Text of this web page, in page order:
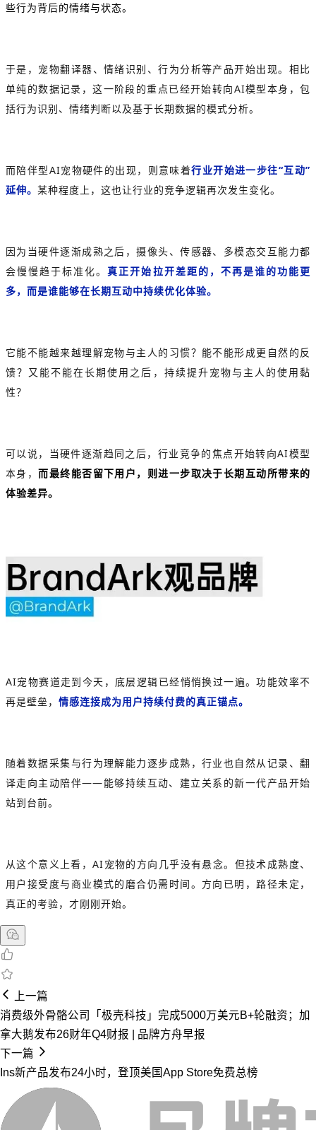
些行为背后的情绪与状态。
于是，宠物翻译器、情绪识别、行为分析等产品开始出现。相比
单纯的数据记录，这一阶段的重点已经开始转向AI模型本身，包
括行为识别、情绪判断以及基于长期数据的模式分析。
而陪伴型AI宠物硬件的出现，则意味着行业开始进一步往“互动”
延伸。 某种程度上，这也让行业的竞争逻辑再次发生变化。
因为当硬件逐渐成熟之后，摄像头、传感器、多模态交互能力都
会慢慢趋于标准化。真正开始拉开差距的，不再是谁的功能更
多，而是谁能够在长期互动中持续优化体验。
它能不能越来越理解宠物与主人的习惯？能不能形成更自然的反
馈？又能不能在长期使用之后，持续提升宠物与主人的使用黏
性？
可以说，当硬件逐渐趋同之后，行业竞争的焦点开始转向AI模型
本身，而最终能否留下用户，则进一步取决于长期互动所带来的
体验差异。
AI宠物赛道走到今天，底层逻辑已经悄悄换过一遍。功能效率不
再是壁垒， 情感连接成为用户持续付费的真正锚点。
随着数据采集与行为理解能力逐步成熟，行业也自然从记录、翻
译走向主动陪伴——能够持续互动、建立关系的新一代产品开始
站到台前。
从这个意义上看，AI宠物的方向几乎没有悬念。但技术成熟度、
用户接受度与商业模式的磨合仍需时间。方向已明，路径未定，
真正的考验，才刚刚开始。
上一篇
消费级外骨骼公司「极壳科技」完成5000万美元B+轮融资；加
拿大鹅发布26财年Q4财报 | 品牌方舟早报
下一篇
Ins新产品发布24小时，登顶美国App Store免费总榜